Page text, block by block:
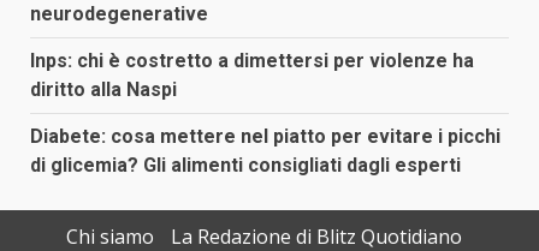
neurodegenerative
Inps: chi è costretto a dimettersi per violenze ha
diritto alla Naspi
Diabete: cosa mettere nel piatto per evitare i picchi
di glicemia? Gli alimenti consigliati dagli esperti
Chi siamo La Redazione di Blitz Quotidiano